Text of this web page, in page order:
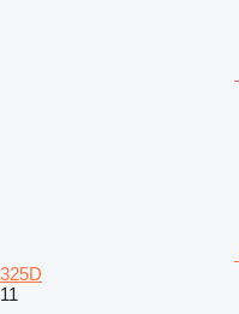
325D
11